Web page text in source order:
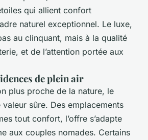
qui allient confort
naturel exceptionnel. Le luxe,
au clinquant, mais à la qualité
et de l’attention portée aux
de plein air
plus proche de la nature, le
sûre. Des emplacements
tout confort, l’offre s’adapte
aux couples nomades. Certains